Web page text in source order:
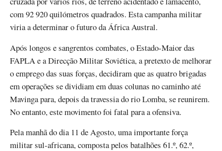
com 92 920 quilómetros quadrados. Esta campanha militar
viria a determinar o futuro da África Austral.
Após longos e sangrentos combates, o Estado-Maior das
FAPLA e a Direcção Militar Soviética, a pretexto de melhorar
o emprego das suas forças, decidiram que as quatro brigadas
em operações se dividiam em duas colunas no caminho até
Mavinga para, depois da travessia do rio Lomba, se reunirem.
No entanto, este movimento foi fatal para a ofensiva.
Pela manhã do dia 11 de Agosto, uma importante força
militar sul-africana, composta pelos batalhões 61.º, 62.º,